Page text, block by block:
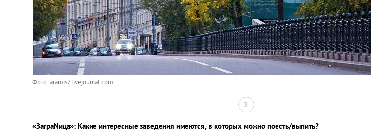
Фото: aramis7.livejournal.com
3
«ЗаграNица»: Какие интересные заведения имеются, в которых можно поесть/выпить?